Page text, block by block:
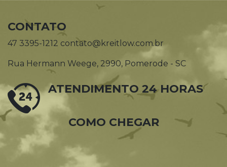
CONTATO
47 3395-1212 contato@kreitlow.com.br
Rua Hermann Weege, 2990, Pomerode - SC
ATENDIMENTO 24 HORAS
COMO CHEGAR